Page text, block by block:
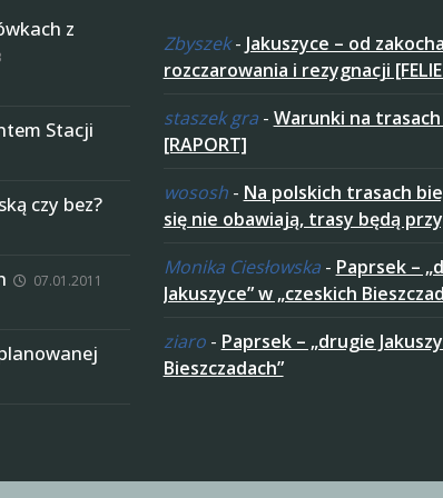
z
Stacji
czy bez?
07.01.2011
Zbyszek- Jakuszyce – od
rozczarowania i rezygnacji
staszek gra- Warunki na
[RAPORT]
wososh- Na polskich trasach
się nie obawiają, trasy będą
Monika Ciesłowska- Paprsek –
Jakuszyce” w „czeskich
ziaro- Paprsek – „drugie
Bieszczadach”